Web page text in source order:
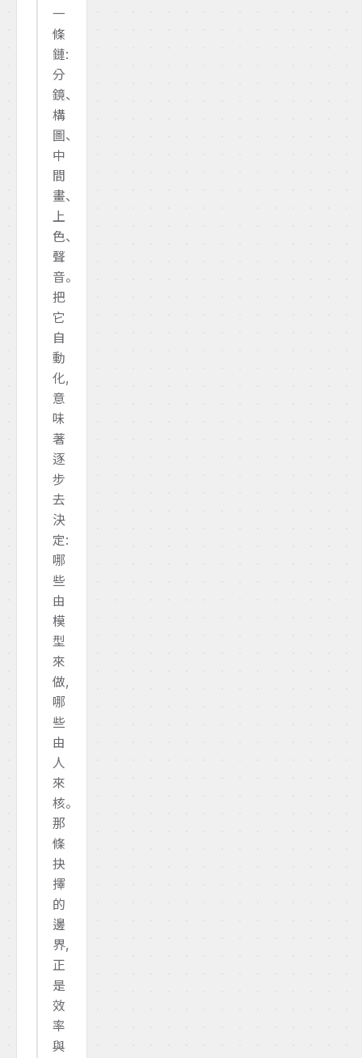
一
條
鏈:
分
鏡、
構
圖、
中
間
畫、
上
色、
聲
音。
把
它
自
動
化,
意
味
著
逐
步
去
決
定:
哪
些
由
模
型
來
做,
哪
些
由
人
來
核。
那
條
抉
擇
的
邊
界,
正
是
效
率
與